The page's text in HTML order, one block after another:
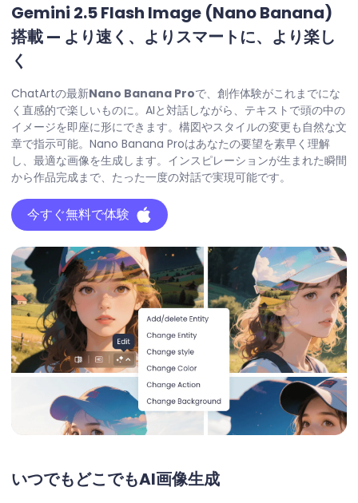
Gemini 2.5 Flash Image (Nano Banana)
搭載 — より速く、よりスマートに、より楽し
く
ChatArtの最新Nano Banana Proで、創作体験がこれまでにな
く直感的で楽しいものに。AIと対話しながら、テキストで頭の中の
イメージを即座に形にできます。構図やスタイルの変更も自然な文
章で指示可能。Nano Banana Proはあなたの要望を素早く理解
し、最適な画像を生成します。インスピレーションが生まれた瞬間
から作品完成まで、たった一度の対話で実現可能です。
今すぐ無料で体験
いつでもどこでもAI画像生成